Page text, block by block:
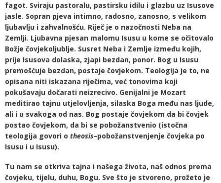
fagot. Sviraju pastoralu, pastirsku idilu i glazbu uz Isusove
jasle. Sopran pjeva intimno, radosno, zanosno, s velikom
ljubavlju i zahvalnošću. Riječ je o nazočnosti Neba na
Zemlji. Ljubavna pjesan malomu Isusu u kome se očitovalo
Božje čovjekoljublje. Susret Neba i Zemlje između kojih,
prije Isusova dolaska, zjapi bezdan, ponor. Bog u Isusu
premošćuje bezdan, postaje čovjekom. Teologija je to, ne
opisana niti iskazana riječima, već tonovima koji
pokušavaju dočarati neizrecivo. Genijalni je Mozart
meditirao tajnu utjelovljenja, silaska Boga među nas ljude,
ali i u svakoga od nas. Bog postaje čovjekom da bi čovjek
postao čovjekom, da bi se pobožanstvenio (istočna
teologija govori o theosis–pobožanstvenjenje čovjeka po
Isusu i u Isusu).
Tu nam se otkriva tajna i našega života, naš odnos prema
čovjeku, tijelu, duhu, Bogu. Sve što je stvoreno, prožeto je